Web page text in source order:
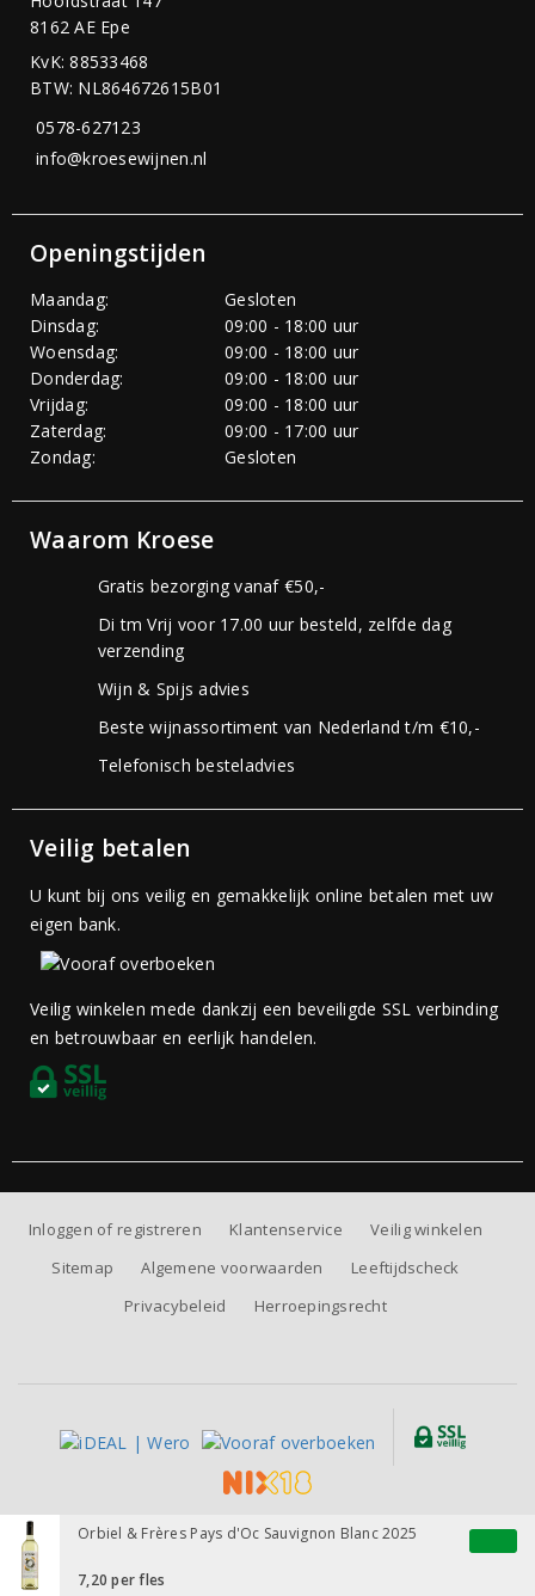
Orbiel & Frères Pays d'Oc Sauvignon Blanc 2025
7,20per fles
8162 AE Epe
KvK: 88533468
BTW: NL864672615B01
0578-627123
info@kroesewijnen.nl
Openingstijden
Maandag:
Gesloten
Dinsdag:
09:00 - 18:00 uur
Woensdag:
09:00 - 18:00 uur
Donderdag:
09:00 - 18:00 uur
Vrijdag:
09:00 - 18:00 uur
Zaterdag:
09:00 - 17:00 uur
Zondag:
Gesloten
Waarom Kroese
Gratis bezorging vanaf €50,-
Di tm Vrij voor 17.00 uur besteld, zelfde dag
verzending
Wijn & Spijs advies
Beste wijnassortiment van Nederland t/m €10,-
Telefonisch besteladvies
Veilig betalen
U kunt bij ons veilig en gemakkelijk online betalen met uw
eigen bank.
Veilig winkelen mede dankzij een beveiligde SSL verbinding
en betrouwbaar en eerlijk handelen.
Inloggen of registreren Klantenservice
Veilig winkelen
Sitemap
Algemene voorwaarden
Leeftijdscheck
Privacybeleid
Herroepingsrecht
Alle prijzen zijn inclusief BTW, exclusief eventuele verzendkosten.